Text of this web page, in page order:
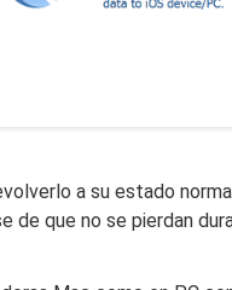
a su estado
de que no se pierdan